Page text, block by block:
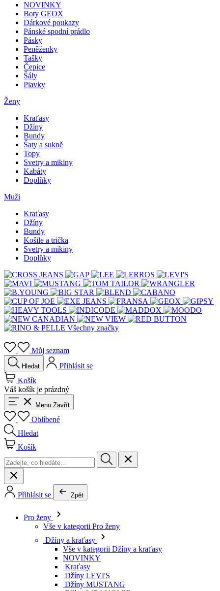
NOVINKY
Boty GEOX
Dárkové poukazy
Pánské spodní prádlo
Pásky
Peněženky
Tašky
Čepice
Šály
Plavky
Ženy
Kraťasy
Džíny
Bundy
Šaty a sukně
Topy
Svetry a mikiny
Kabáty
Doplňky
Muži
Kraťasy
Džíny
Bundy
Košile a trička
Svetry a mikiny
Doplňky
Všechny značky
Můj seznam
Hledat
Přihlásit se
Košík
Váš košík je prázdný
Menu Zavřít
Oblíbené
Hledat
Košík
Přihlásit se Zpět
Pro ženy
Vše v kategorii Pro ženy
Džíny a kraťasy
Vše v kategorii Džíny a kraťasy
NOVINKY
Kraťasy
Džíny LEVI'S
Džíny MUSTANG